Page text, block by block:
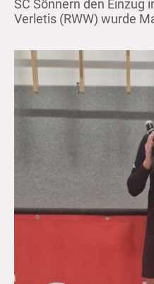
SC Sönnern den Einzug
Verletis (RWW) wurde